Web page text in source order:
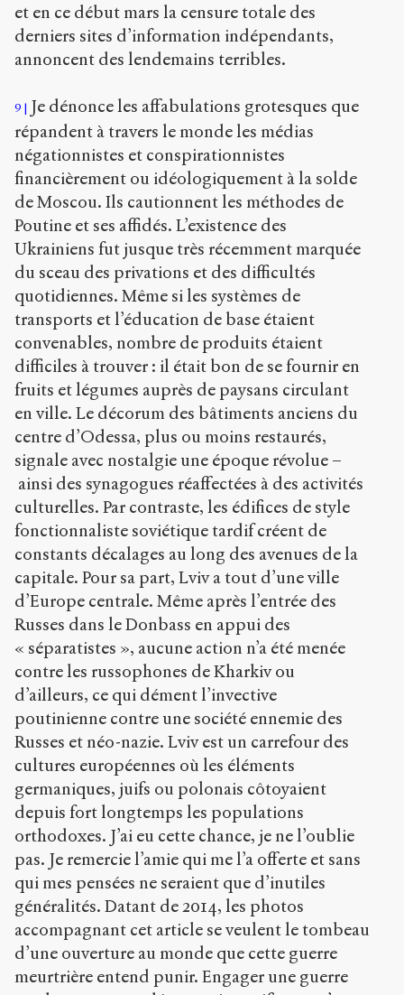
et en ce début mars la censure totale des
derniers sites d’information indépendants,
annoncent des lendemains terribles.
9
Je dénonce les affabulations grotesques que
répandent à travers le monde les médias
négationnistes et conspirationnistes
financièrement ou idéologiquement à la solde
de Moscou. Ils cautionnent les méthodes de
Poutine et ses affidés. L’existence des
Ukrainiens fut jusque très récemment marquée
du sceau des privations et des difficultés
quotidiennes. Même si les systèmes de
transports et l’éducation de base étaient
convenables, nombre de produits étaient
difficiles à trouver : il était bon de se fournir en
fruits et légumes auprès de paysans circulant
en ville. Le décorum des bâtiments anciens du
centre d’Odessa, plus ou moins restaurés,
signale avec nostalgie une époque révolue –
ainsi des synagogues réaffectées à des activités
culturelles. Par contraste, les édifices de style
fonctionnaliste soviétique tardif créent de
constants décalages au long des avenues de la
capitale. Pour sa part, Lviv a tout d’une ville
d’Europe centrale. Même après l’entrée des
Russes dans le Donbass en appui des
« séparatistes », aucune action n’a été menée
contre les russophones de Kharkiv ou
d’ailleurs, ce qui dément l’invective
poutinienne contre une société ennemie des
Russes et néo-nazie. Lviv est un carrefour des
cultures européennes où les éléments
germaniques, juifs ou polonais côtoyaient
depuis fort longtemps les populations
orthodoxes. J’ai eu cette chance, je ne l’oublie
pas. Je remercie l’amie qui me l’a offerte et sans
qui mes pensées ne seraient que d’inutiles
généralités. Datant de 2014, les photos
accompagnant cet article se veulent le tombeau
d’une ouverture au monde que cette guerre
meurtrière entend punir. Engager une guerre